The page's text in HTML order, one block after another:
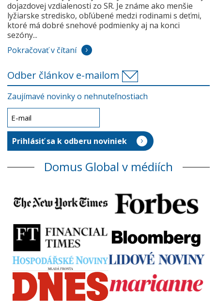
dojazdovej vzdialenosti zo SR. Je známe ako menšie
lyžiarske stredisko, obľúbené medzi rodinami s deťmi,
ktoré má dobré snehové podmienky aj na konci
sezóny...
Pokračovať v čítaní
Odber článkov e-mailom
Zaujímavé novinky o nehnuteľnostiach
Domus Global v médiích